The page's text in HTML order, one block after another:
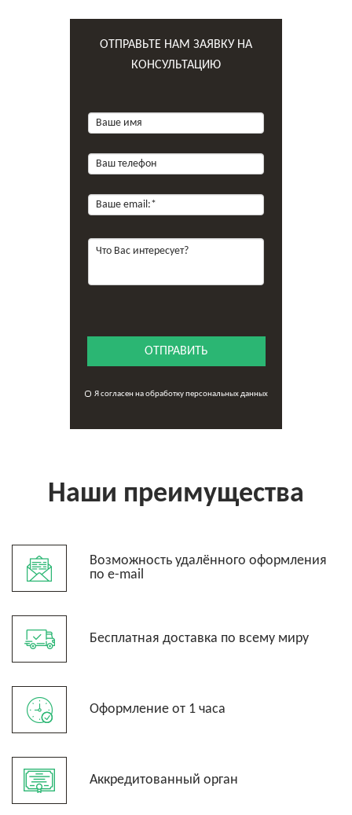
ОТПРАВЬТЕ НАМ ЗАЯВКУ НА
КОНСУЛЬТАЦИЮ
ОТПРАВИТЬ
Я согласен на обработку персональных данных
Наши преимущества
Возможность удалённого оформления
по e-mail
Бесплатная доставка по всему миру
Оформление от 1 часа
Аккредитованный орган